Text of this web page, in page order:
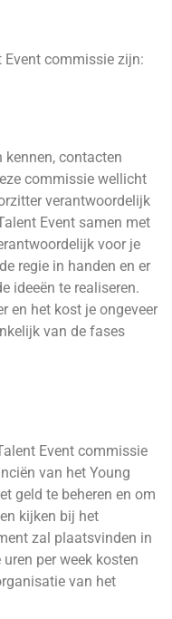
Event commissie zijn:
kennen, contacten
commissie wellicht
verantwoordelijk
Event samen met
voor je
regie in handen en er
ideeën te realiseren.
en het kost je ongeveer
van de fases
Event commissie
van het Young
geld te beheren en om
kijken bij het
zal plaatsvinden in
per week kosten
van het